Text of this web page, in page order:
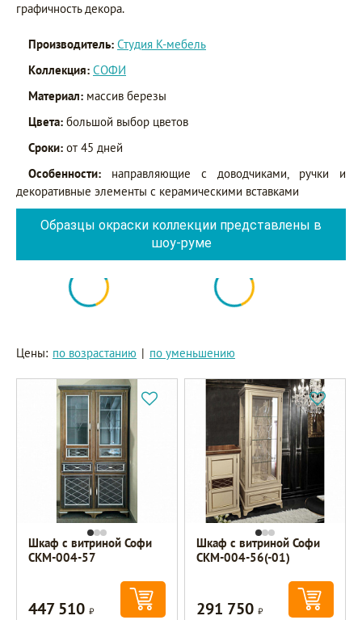
графичность декора.
Производитель: Студия К-мебель
Коллекция: СОФИ
Материал: массив березы
Цвета: большой выбор цветов
Сроки: от 45 дней
Особенности: направляющие с доводчиками, ручки и
декоративные элементы с керамическими вставками
Образцы окраски коллекции представлены в
шоу-руме
Цены: по возрастанию | по уменьшению
Шкаф с витриной Софи
СКМ-004-57
447 510Р
Шкаф с витриной Софи
СКМ-004-56(-01)
291 750Р